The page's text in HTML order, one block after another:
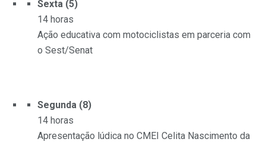
Sexta (5)
14 horas
Ação educativa com motociclistas em parceria com
o Sest/Senat
Segunda (8)
14 horas
Apresentação lúdica no CMEI Celita Nascimento da